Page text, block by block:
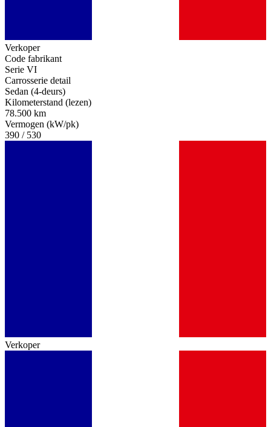
Verkoper
Code fabrikant
Serie VI
Carrosserie detail
Sedan (4-deurs)
Kilometerstand (lezen)
78.500 km
Vermogen (kW/pk)
390 / 530
Verkoper